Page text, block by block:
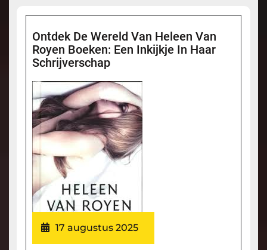
Ontdek De Wereld Van Heleen Van
Royen Boeken: Een Inkijkje In Haar
Schrijverschap
17 augustus 2025